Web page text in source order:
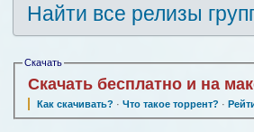
Найти все релизы
Скачать
Скачать бесплатно и на
Как скачивать? · Что такое торрент? ·